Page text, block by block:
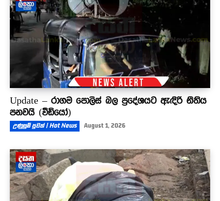
Update – රාගම පොලිස් බල ප්‍රදේශයට ඇඳිරි නීතිය
පනවයි (වීඩියෝ)
උණුසුම් පුවත් | Hot News August 1, 2026